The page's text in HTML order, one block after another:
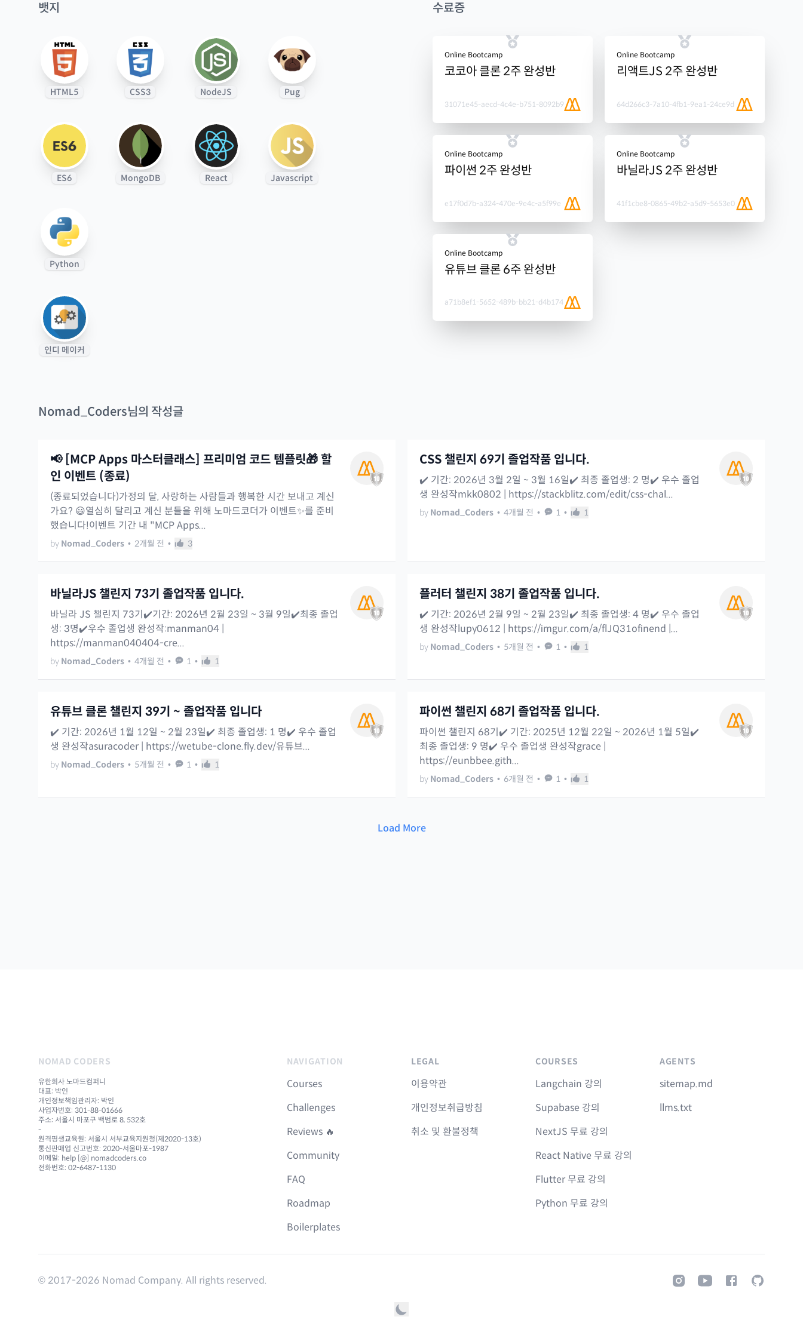
뱃지
HTML5 CSS3 NodeJS Pug
ES6 MongoDB React Javascript
Python
인디 메이커
수료증
Online Bootcamp
코코아 클론 2주 완성반
31071e45-aecd-4c4e-b751-8092b9
Online Bootcamp
리액트JS 2주 완성반
64d266c3-7a10-4fb1-9ea1-24ce9d
Online Bootcamp
파이썬 2주 완성반
e17f0d7b-a324-470e-9e4c-a5f99e
Online Bootcamp
바닐라JS 2주 완성반
41f1cbe8-0865-49b2-a5d9-5653e0
Online Bootcamp
유튜브 클론 6주 완성반
a71b8ef1-5652-489b-bb21-d4b174
Nomad_Coders님의 작성글
📢 [MCP Apps 마스터클래스] 프리미엄 코드 템플릿🎁 할
인 이벤트 (종료)
(종료되었습니다)가정의 달, 사랑하는 사람들과 행복한 시간 보내고 계신
가요? 😃열심히 달리고 계신 분들을 위해 노마드코더가 이벤트✨를 준비
했습니다!이벤트 기간 내 "MCP Apps...
by Nomad_Coders • 2개월 전 • 3
CSS 챌린지 69기 졸업작품 입니다.
✔️ 기간: 2026년 3월 2일 ~ 3월 16일✔️ 최종 졸업생: 2 명✔️ 우수 졸업
생 완성작mkk0802 | https://stackblitz.com/edit/css-chal...
by Nomad_Coders • 4개월 전 • 1 • 1
바닐라JS 챌린지 73기 졸업작품 입니다.
바닐라 JS 챌린지 73기✔️기간: 2026년 2월 23일 ~ 3월 9일✔️최종 졸업
생: 3명✔️우수 졸업생 완성작:manman04 |
https://manman040404-cre...
by Nomad_Coders • 4개월 전 • 1 • 1
플러터 챌린지 38기 졸업작품 입니다.
✔️ 기간: 2026년 2월 9일 ~ 2월 23일✔️ 최종 졸업생: 4 명✔️ 우수 졸업
생 완성작lupy0612 | https://imgur.com/a/flJQ31ofinend |...
by Nomad_Coders • 5개월 전 • 1 • 1
유튜브 클론 챌린지 39기 ~ 졸업작품 입니다
✔️ 기간: 2026년 1월 12일 ~ 2월 23일✔️ 최종 졸업생: 1 명✔️ 우수 졸업
생 완성작asuracoder | https://wetube-clone.fly.dev/유튜브...
by Nomad_Coders • 5개월 전 • 1 • 1
파이썬 챌린지 68기 졸업작품 입니다.
파이썬 챌린지 68기✔️ 기간: 2025년 12월 22일 ~ 2026년 1월 5일✔️
최종 졸업생: 9 명✔️ 우수 졸업생 완성작grace |
https://eunbbee.gith...
by Nomad_Coders • 6개월 전 • 1 • 1
Load More
NOMAD CODERS
유한회사 노마드컴퍼니
대표: 박인
개인정보책임관리자: 박인
사업자번호: 301-88-01666
주소: 서울시 마포구 백범로 8, 532호
-
원격평생교육원: 서울시 서부교육지원청(제2020-13호)
통신판매업 신고번호: 2020-서울마포-1987
이메일: help [@] nomadcoders.co
전화번호: 02-6487-1130
NAVIGATION
Courses
Challenges
Reviews 🔥
Community
FAQ
Roadmap
Boilerplates
LEGAL
이용약관
개인정보취급방침
취소 및 환불정책
COURSES
Langchain 강의
Supabase 강의
NextJS 무료 강의
React Native 무료 강의
Flutter 무료 강의
Python 무료 강의
AGENTS
sitemap.md
llms.txt
InstagramYoutubeFacebookGitHub
© 2017-2026 Nomad Company. All rights reserved.